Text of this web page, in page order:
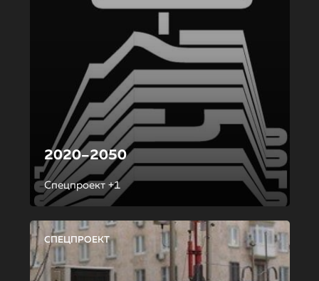
2020–2050
Спецпроект +1
СПЕЦПРОЕКТ